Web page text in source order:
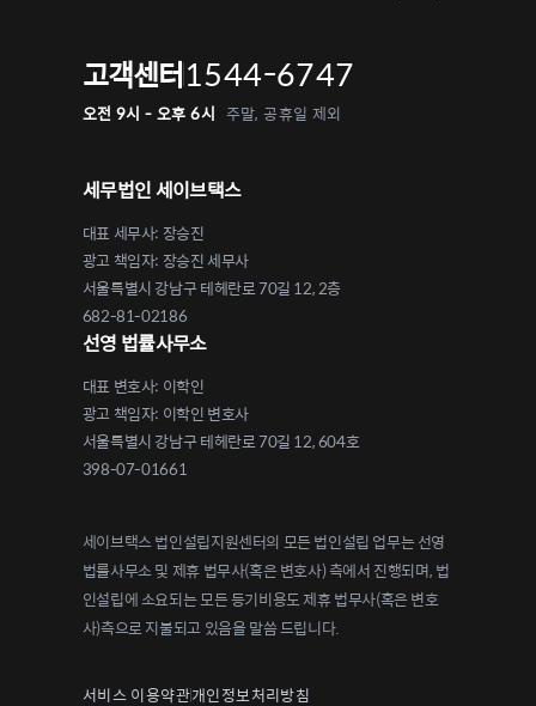
고객센터1544-6747
오전 9시 - 오후 6시 주말, 공휴일 제외
세무법인 세이브택스
대표 세무사: 장승진
광고 책임자: 장승진 세무사
서울특별시 강남구 테헤란로 70길 12, 2층
682-81-02186
선영 법률사무소
대표 변호사: 이학인
광고 책임자: 이학인 변호사
서울특별시 강남구 테헤란로 70길 12, 604호
398-07-01661
세이브택스 법인설립지원센터의 모든 법인설립 업무는 선영
법률사무소 및 제휴 법무사(혹은 변호사) 측에서 진행되며, 법
인설립에 소요되는 모든 등기비용도 제휴 법무사(혹은 변호
사)측으로 지불되고 있음을 말씀 드립니다.
서비스 이용약관개인정보처리방침